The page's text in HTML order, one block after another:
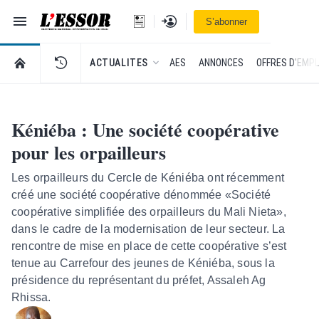
Navigation
L'Essor - retour à la une
Se connecterS’abonner
RETOUR À LA PAGE D’ACCUEIL DE L'ESSOR
ACTUALITES AES ANNONCES OFFRES
Kéniéba : Une société coopérative
pour les orpailleurs
Les orpailleurs du Cercle de Kéniéba ont récemment
créé une société coopérative dénommée «Société
coopérative simplifiée des orpailleurs du Mali Nieta»,
dans le cadre de la modernisation de leur secteur. La
rencontre de mise en place de cette coopérative s’est
tenue au Carrefour des jeunes de Kéniéba, sous la
présidence du représentant du préfet, Assaleh Ag
Rhissa.